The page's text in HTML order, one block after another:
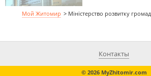
Мой Житомир > Міністерство розвитку
Контакты
© 2026 MyZhitomir.com